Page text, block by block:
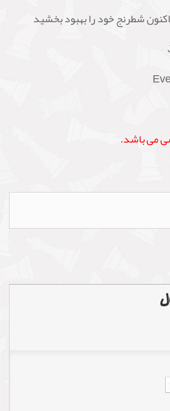
شطرنج خود را بهبود بخشید
می باشد.